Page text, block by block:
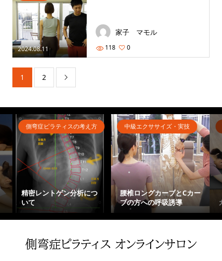
2024.08.11
家子 マモル
118 0
1 2 
側弯症ピラティスの考え方
精密レントゲン分析につ
いて
中級エクササイズ・実技
腰椎ロングカーブとCカー
ブの方への呼吸誘導
側弯症ピラティス オンラインサロン